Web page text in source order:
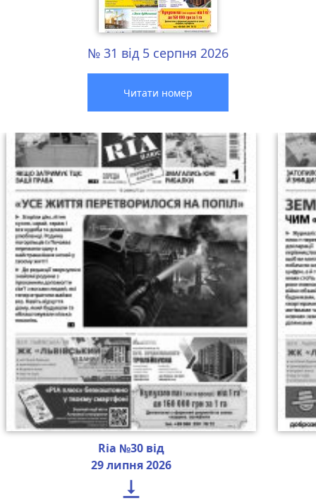
№ 31 від 5 серпня 2026
Читати номер
Ria №30 від
29 липня 2026
